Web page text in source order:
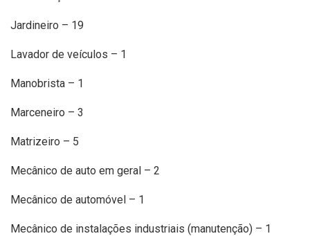
Jardineiro – 19
Lavador de veículos – 1
Manobrista – 1
Marceneiro – 3
Matrizeiro – 5
Mecânico de auto em geral – 2
Mecânico de automóvel – 1
Mecânico de instalações industriais (manutenção) – 1